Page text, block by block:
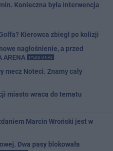
Konieczna była interwencja
Kierowca zbiegł po kolizji
nagłośnienie, a przed
ARENA
TYLKO U NAS
mecz Noteci. Znamy cały
miasto wraca do tematu
Marcin Wroński jest w
Dwa pasy blokowała